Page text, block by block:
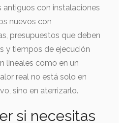
antiguos con instalaciones
nuevos con
presupuestos que deben
y tiempos de ejecución
lineales como en un
real no está solo en
sino en aterrizarlo.
si necesitas